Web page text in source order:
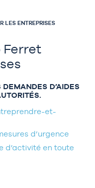
LES ENTREPRISES
Ferret
D’AIDES
et-
d’urgence
d’activité en toute